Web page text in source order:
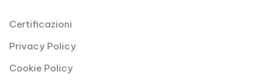
Certificazioni
Privacy Policy
Cookie Policy